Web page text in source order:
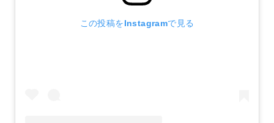
この投稿をInstagramで見る